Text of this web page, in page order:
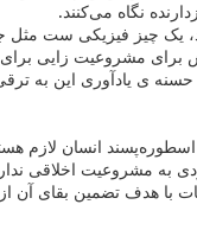
نگاه می‌کنند.
یک چیز فیزیکی ست مثل
تلاش برای مشروعیت
حسنه ی یادآوری این
انسان لازم
به مشروعیت اخلاقی
با هدف تضمین